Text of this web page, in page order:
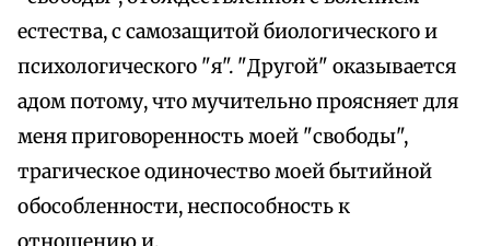
естества, с самозащитой биологического и
психологического "я". "Другой" оказывается
адом потому, что мучительно проясняет для
меня приговоренность моей "свободы",
трагическое одиночество моей бытийной
обособленности, неспособность к